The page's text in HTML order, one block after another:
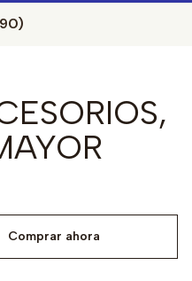
Comprar ahora